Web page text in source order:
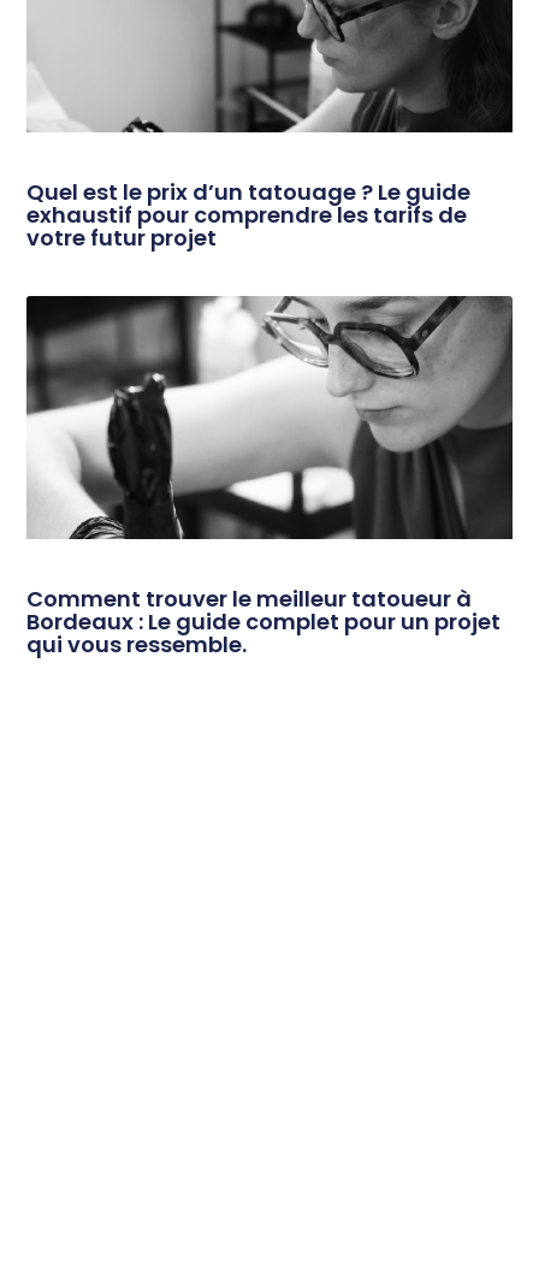
Quel est le prix d’un tatouage ? Le guide
exhaustif pour comprendre les tarifs de
votre futur projet
Comment trouver le meilleur tatoueur à
Bordeaux : Le guide complet pour un projet
qui vous ressemble.